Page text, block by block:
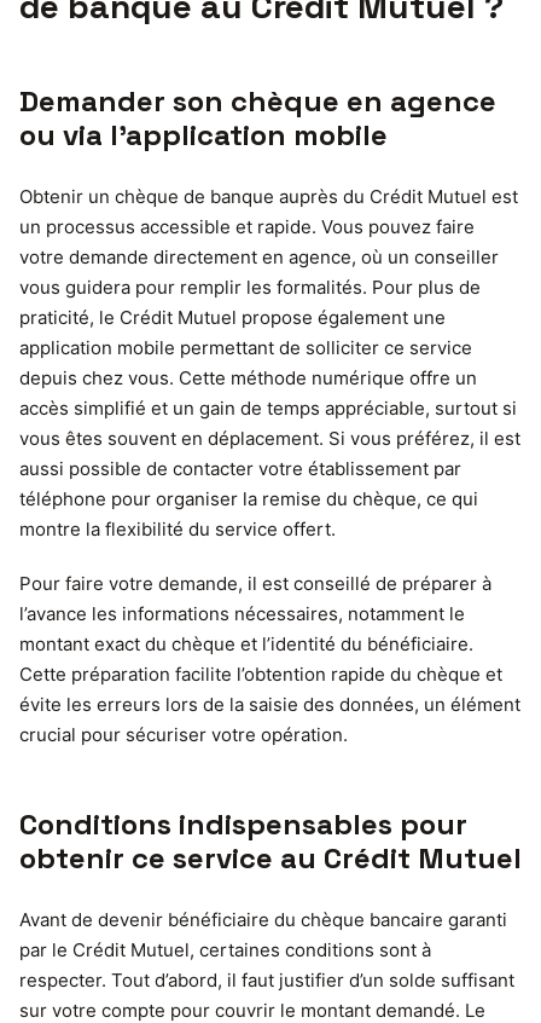
Demander son chèque en agence
ou via l’application mobile
Obtenir un chèque de banque auprès du Crédit Mutuel est
un processus accessible et rapide. Vous pouvez faire
votre demande directement en agence, où un conseiller
vous guidera pour remplir les formalités. Pour plus de
praticité, le Crédit Mutuel propose également une
application mobile permettant de solliciter ce service
depuis chez vous. Cette méthode numérique offre un
accès simplifié et un gain de temps appréciable, surtout si
vous êtes souvent en déplacement. Si vous préférez, il est
aussi possible de contacter votre établissement par
téléphone pour organiser la remise du chèque, ce qui
montre la flexibilité du service offert.
Pour faire votre demande, il est conseillé de préparer à
l’avance les informations nécessaires, notamment le
montant exact du chèque et l’identité du bénéficiaire.
Cette préparation facilite l’obtention rapide du chèque et
évite les erreurs lors de la saisie des données, un élément
crucial pour sécuriser votre opération.
Conditions indispensables pour
obtenir ce service au Crédit Mutuel
Avant de devenir bénéficiaire du chèque bancaire garanti
par le Crédit Mutuel, certaines conditions sont à
respecter. Tout d’abord, il faut justifier d’un solde suffisant
sur votre compte pour couvrir le montant demandé. Le